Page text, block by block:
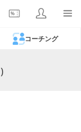
コーチング